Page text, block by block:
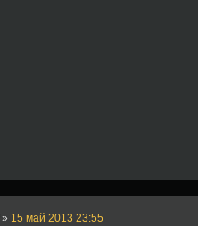
» 15 май 2013 23:55